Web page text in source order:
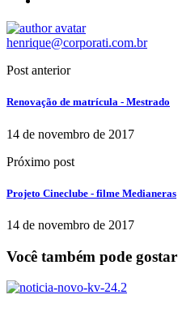
henrique@corporati.com.br
Post anterior
Renovação de matrícula - Mestrado
14 de novembro de 2017
Próximo post
Projeto Cineclube - filme Medianeras
14 de novembro de 2017
Você também pode gostar